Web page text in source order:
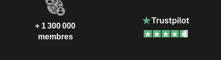
+ 1 300 000
membres